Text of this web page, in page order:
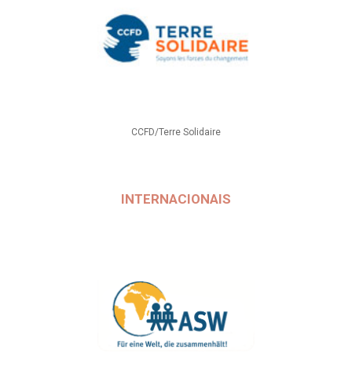
CCFD/Terre Solidaire
INTERNACIONAIS